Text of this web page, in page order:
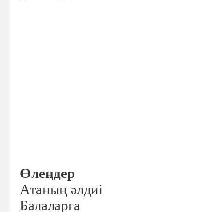
Өлеңдер
Атаның әлдиі
Балаларға